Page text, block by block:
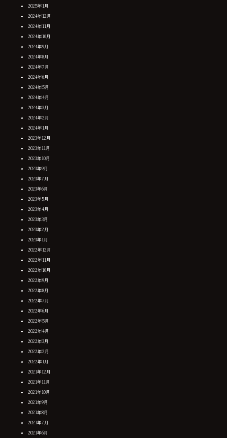
2025年1月
2024年12月
2024年11月
2024年10月
2024年9月
2024年8月
2024年7月
2024年6月
2024年5月
2024年4月
2024年3月
2024年2月
2024年1月
2023年12月
2023年11月
2023年10月
2023年9月
2023年7月
2023年6月
2023年5月
2023年4月
2023年3月
2023年2月
2023年1月
2022年12月
2022年11月
2022年10月
2022年9月
2022年8月
2022年7月
2022年6月
2022年5月
2022年4月
2022年3月
2022年2月
2022年1月
2021年12月
2021年11月
2021年10月
2021年9月
2021年8月
2021年7月
2021年6月